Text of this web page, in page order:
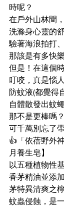
時呢？
在戶外山林間
洗滌身心靈的
驗著海浪拍打
那該是有多快
但是！在這個
叮咬，真是惱
防蚊液(都覺得
自體散發出蚊
那不是更棒嗎
可千萬別忘了
👍「依蓓野外
月養生皂】
以五種植物性
香茅精油並添
茅特異清爽之
蚊蟲侵蝕，是